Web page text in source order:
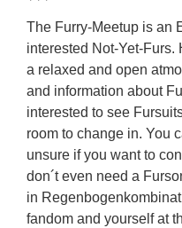
The Furry-Meetup is an
interested Not-Yet-Furs.
a relaxed and open
and information about
interested to see
room to change in. You
unsure if you want to
don´t even need a
in
fandom and yourself at